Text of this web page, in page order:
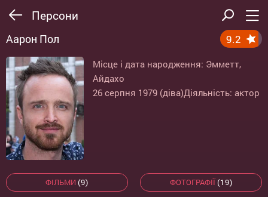
Персони
Аарон Пол 9.2
Місце і дата народження: Эмметт,
Айдахо
26 серпня 1979 (діва)Діяльність: актор
ФІЛЬМИ (9) ФОТОГРАФІЇ(19)